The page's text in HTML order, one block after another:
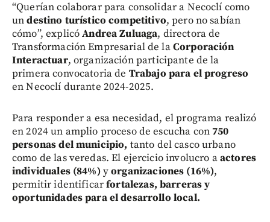
“Querían colaborar para consolidar a Necoclí como
undestino turístico competitivo, pero no sabían
cómo”, explicóAndrea Zuluaga, directora de
Transformación Empresarial de laCorporación
Interactuar, organización participante de la
primera convocatoria de Trabajo para el progreso
en Necoclí durante 2024-2025.
Para responder a esa necesidad, el programa realizó
en 2024 un amplio proceso de escucha con750
personas del municipio, tanto del casco urbano
como de las veredas. El ejercicio involucro aactores
individuales (84%)yorganizaciones (16%),
permitir identificarfortalezas, barreras y
oportunidades para el desarrollo local.